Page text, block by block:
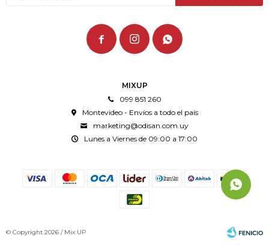
MIXUP
099 851 260
Montevideo - Envíos a todo el país
marketing@odisan.com.uy
Lunes a Viernes de 09:00 a 17:00
  
© Copyright 2026 / Mix UP